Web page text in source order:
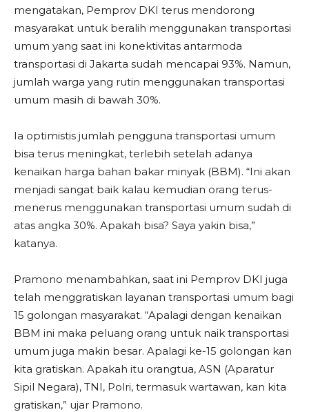
mengatakan, Pemprov DKI terus mendorong
masyarakat untuk beralih menggunakan transportasi
umum yang saat ini konektivitas antarmoda
transportasi di Jakarta sudah mencapai 93%. Namun,
jumlah warga yang rutin menggunakan transportasi
umum masih di bawah 30%.
Ia optimistis jumlah pengguna transportasi umum
bisa terus meningkat, terlebih setelah adanya
kenaikan harga bahan bakar minyak (BBM). “Ini akan
menjadi sangat baik kalau kemudian orang terus-
menerus menggunakan transportasi umum sudah di
atas angka 30%. Apakah bisa? Saya yakin bisa,”
katanya.
Pramono menambahkan, saat ini Pemprov DKI juga
telah menggratiskan layanan transportasi umum bagi
15 golongan masyarakat. “Apalagi dengan kenaikan
BBM ini maka peluang orang untuk naik transportasi
umum juga makin besar. Apalagi ke-15 golongan kan
kita gratiskan. Apakah itu orangtua, ASN (Aparatur
Sipil Negara), TNI, Polri, termasuk wartawan, kan kita
gratiskan,” ujar Pramono.